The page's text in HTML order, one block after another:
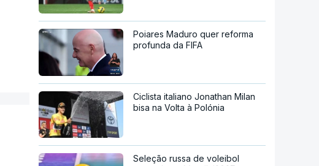
Poiares Maduro quer reforma
profunda da FIFA
Ciclista italiano Jonathan Milan
bisa na Volta à Polónia
Seleção russa de voleibol